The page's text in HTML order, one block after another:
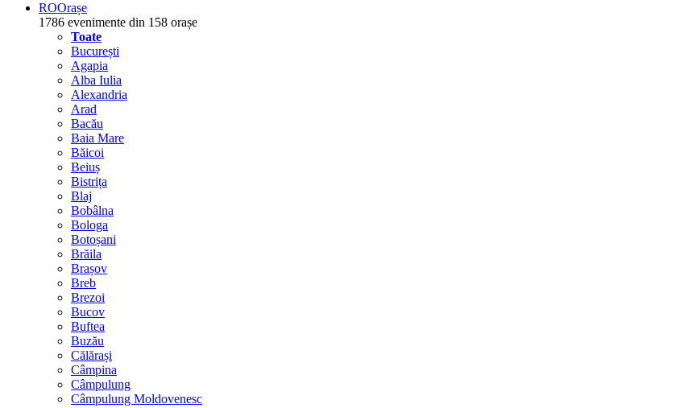
ROOrașe
1786 evenimente din 158 orașe
Toate
București
Agapia
Alba Iulia
Alexandria
Arad
Bacău
Baia Mare
Băicoi
Beiuș
Bistrița
Blaj
Bobâlna
Bologa
Botoșani
Brăila
Brașov
Breb
Brezoi
Bucov
Buftea
Buzău
Călărași
Câmpina
Câmpulung
Câmpulung Moldovenesc